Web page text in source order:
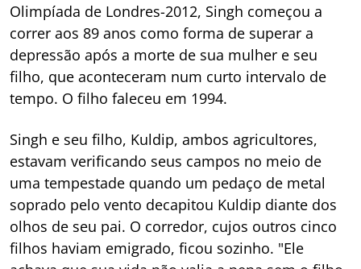
Olimpíada de Londres-2012, Singh começou a
correr aos 89 anos como forma de superar a
depressão após a morte de sua mulher e seu
filho, que aconteceram num curto intervalo de
tempo. O filho faleceu em 1994.
Singh e seu filho, Kuldip, ambos agricultores,
estavam verificando seus campos no meio de
uma tempestade quando um pedaço de metal
soprado pelo vento decapitou Kuldip diante dos
olhos de seu pai. O corredor, cujos outros cinco
filhos haviam emigrado, ficou sozinho. "Ele